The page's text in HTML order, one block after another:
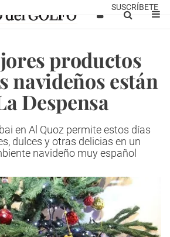
SUSCRÍBETE
productos
navideños están
Despensa
en Al Quoz permite estos días
dulces y otras delicias en un
navideño muy español